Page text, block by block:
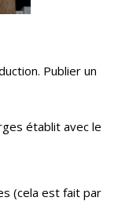
Publier un
établit avec le
(cela est fait par